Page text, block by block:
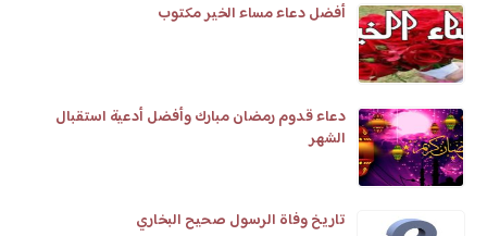
أفضل دعاء مساء الخير مكتوب
دعاء قدوم رمضان مبارك وأفضل أدعية استقبال
الشهر
تاريخ وفاة الرسول صحيح البخاري